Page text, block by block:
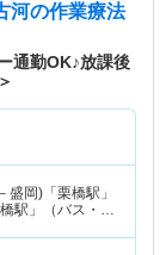
河の作業療法
通勤OK♪放課後
盛岡)「栗橋駅」
駅」（バス・車